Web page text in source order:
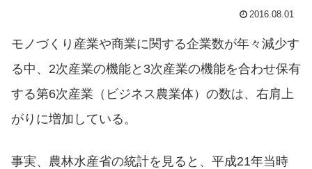
2016.08.01
モノづくり産業や商業に関する企業数が年々減少す
る中、2次産業の機能と3次産業の機能を合わせ保有
する第6次産業（ビジネス農業体）の数は、右肩上
がりに増加している。
事実、農林水産省の統計を見ると、平成21年当時